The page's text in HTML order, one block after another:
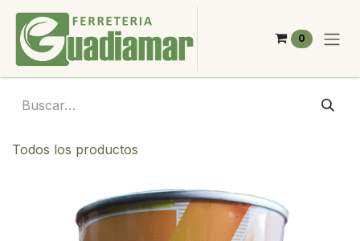
Ir al contenido
0
Todos los productos